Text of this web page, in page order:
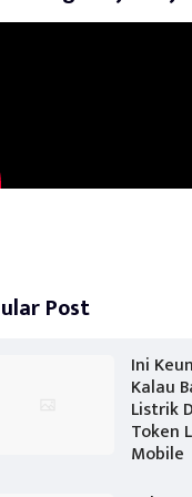
Post
Ini
Kalau
Listrik
Token
Mobile